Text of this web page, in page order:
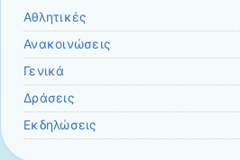
Αθλητικές
Ανακοινώσεις
Γενικά
Δράσεις
Εκδηλώσεις